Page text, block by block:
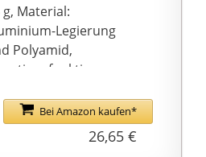
g, Material:
Legierung
Polyamid,
Leistung: 18
LED-Anzeige,
750
Bei Amazon kaufen*
26,65 €